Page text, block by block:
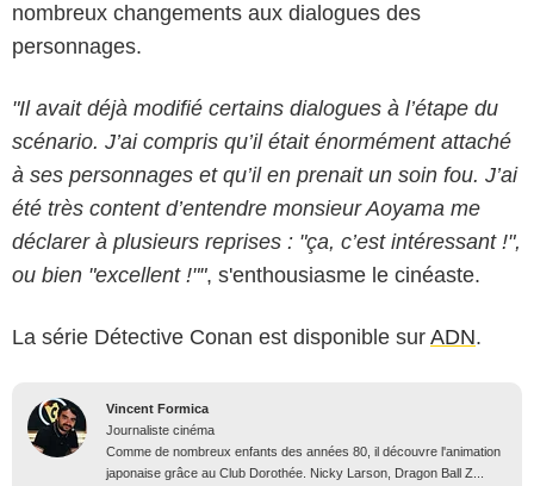
nombreux changements aux dialogues des
personnages.
"Il avait déjà modifié certains dialogues à l’étape du
scénario. J’ai compris qu’il était énormément attaché
à ses personnages et qu’il en prenait un soin fou. J’ai
été très content d’entendre monsieur Aoyama me
déclarer à plusieurs reprises : "ça, c’est intéressant !",
ou bien "excellent !"", s'enthousiasme le cinéaste.
La série Détective Conan est disponible sur ADN.
Vincent Formica
Journaliste cinéma
Comme de nombreux enfants des années 80, il découvre l'animation
japonaise grâce au Club Dorothée. Nicky Larson, Dragon Ball Z...